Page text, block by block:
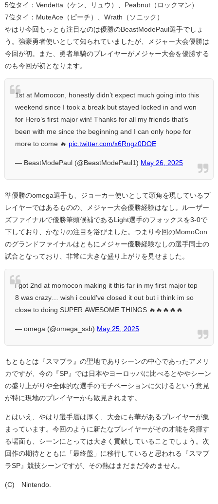
5位タイ：Vendetta（ケン、リュウ）、Peabnut（ロックマン）
7位タイ：MuteAce（ピーチ）、Wrath（ソニック）
やはり今回もっとも注目なのは優勝のBeastModePaul選手でしょ
う。強豪勇者使いとして知られていましたが、メジャー大会優勝は
今回が初。また、勇者単騎のプレイヤーがメジャー大会を優勝する
のも今回が初となります。
1st at Momocon, honestly didn’t expect much going into this
weekend since I took a break but stayed locked in and won
for Hero’s first major win! Thanks for all my friends that’s
been with me since the beginning and I can only hope for
more to come 🔥 pic.twitter.com/x6Rngz0DOE
— BeastModePaul (@BeastModePaul1) May 26, 2025
準優勝のomega選手も、ジョーカー使いとして頭角を現しているプ
レイヤーではあるものの、メジャー大会優勝経験はなし。ルーザー
ズファイナルで優勝筆頭候補であるLight選手のフォックスを3-0で
下しており、かなりの注目を浴びました。つまり今回のMomoCon
のグランドファイナルはともにメジャー優勝経験なしの選手同士の
試合となっており、非常に大きな盛り上がりを見せました。
i got 2nd at momocon making it this far in my first major top
8 was crazy… wish i could’ve closed it out but i think im so
close to doing SUPER AWESOME THINGS 🔥🔥🔥🔥🔥
— omega (@omega_ssb) May 25, 2025
もともとは『スマブラ』の聖地でありシーンの中心であったアメリ
カですが、今の『SP』では日本やヨーロッパに比べるとややシーン
の盛り上がりや全体的な選手のモチベーションに欠けるという意見
が特に現地のプレイヤーから散見されます。
とはいえ、やはり選手層は厚く、大会にも華があるプレイヤーが集
まっています。今回のように新たなプレイヤーがその才能を発揮す
る場面も、シーンにとっては大きく貢献していることでしょう。次
回作の期待とともに「最終盤」に移行していると思われる『スマブ
ラSP』競技シーンですが、その熱はまだまだ冷めません。
(C)©Nintendo.